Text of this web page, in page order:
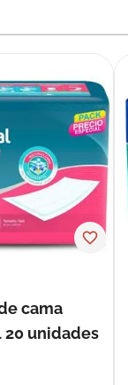
cama
unidades